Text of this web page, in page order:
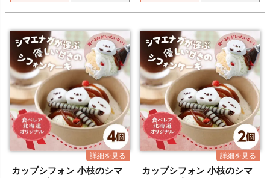
カップシフォン 小枝のシマ
カップシフォン 小枝のシマ